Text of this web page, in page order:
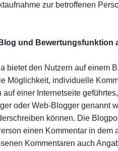
zur betroffenen
und Bewertungsfunktion
bietet den Nutzern auf einem
Möglichkeit, individuelle
einer Internetseite
oder Web-Blogger genannt
können. Die
einen Kommentar in
Kommentaren auch